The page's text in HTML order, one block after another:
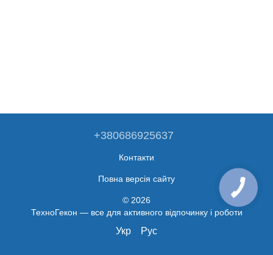
+380686925637
Контакти
Повна версія сайту
© 2026
ТехноГекон — все для активного відпочинку і роботи
Укр Рус